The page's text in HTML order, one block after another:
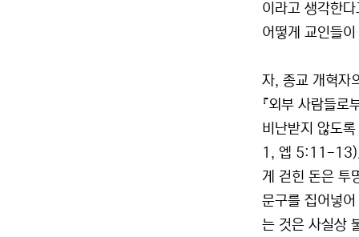
이라고 생각한
어떻게 교인들
자, 종교 개혁자
『외부 사람들
비난받지 않도
1, 엡 5:11-13).
게 걷힌 돈은 투
문구를 집어넣
는 것은 사실상